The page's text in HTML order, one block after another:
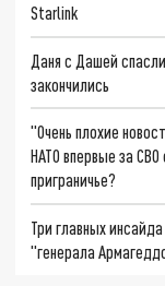
Starlink
Даня с Дашей
закончились
"Очень плохие
НАТО впервые за
приграничье?
Три главных
"генерала